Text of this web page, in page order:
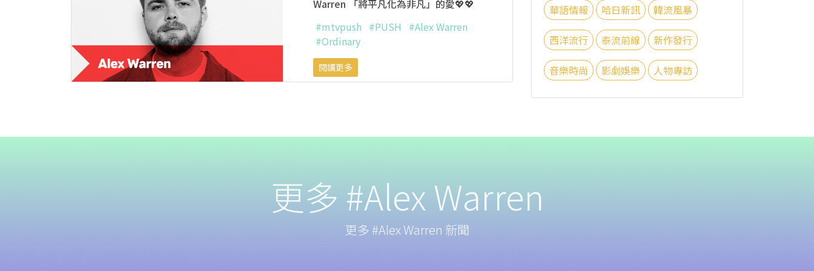
華語情報 哈日新訊 韓流風暴
西洋流行 泰流前線 新作發行
音樂時尚 影劇娛樂 人物專訪
Warren 「將平凡化為非凡」的愛💖💖
#mtvpush #PUSH
#Alex Warren
#Ordinary
閱讀更多
更多 #Alex Warren
更多 #Alex Warren 新聞